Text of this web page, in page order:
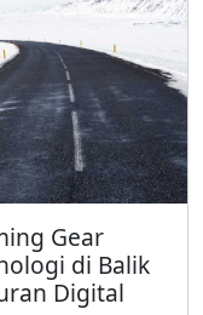
Gear
di Balik
Digital